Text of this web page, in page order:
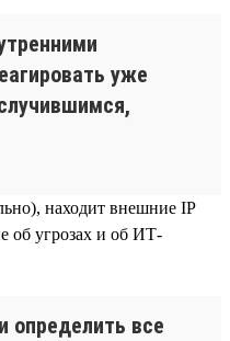
уже
находит внешние IP
об угрозах и об ИТ-
определить все